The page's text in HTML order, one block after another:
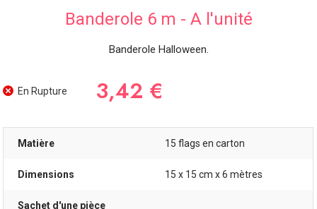
TABLE
CONTACT
Banderole 6 m - A l'unité
Banderole Halloween.
En Rupture 3,42 €
Matière 15 flags en carton
Dimensions 15 x 15 cm x 6 mètres
Sachet d'une pièce